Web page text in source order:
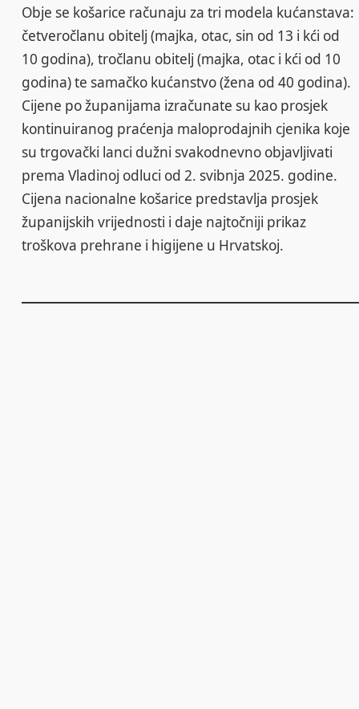
Obje se košarice računaju za tri modela kućanstava:
četveročlanu obitelj (majka, otac, sin od 13 i kći od
10 godina), tročlanu obitelj (majka, otac i kći od 10
godina) te samačko kućanstvo (žena od 40 godina).
Cijene po županijama izračunate su kao prosjek
kontinuiranog praćenja maloprodajnih cjenika koje
su trgovački lanci dužni svakodnevno objavljivati
prema Vladinoj odluci od 2. svibnja 2025. godine.
Cijena nacionalne košarice predstavlja prosjek
županijskih vrijednosti i daje najtočniji prikaz
troškova prehrane i higijene u Hrvatskoj.